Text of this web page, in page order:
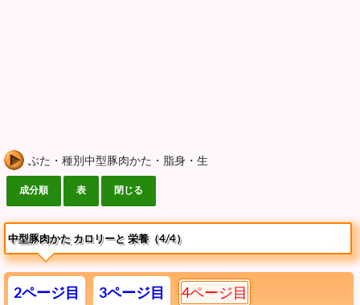
ぶた・種別中型豚肉かた・脂身・生
中型豚肉かた カロリーと 栄養（4/4）
2ページ目 3ページ目 4ページ目